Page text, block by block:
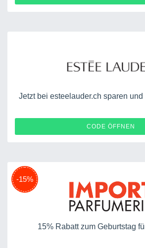
Jetzt bei esteelauder.ch sparen
CODE ÖFFNEN
-15%
15% Rabatt zum Geburtstag